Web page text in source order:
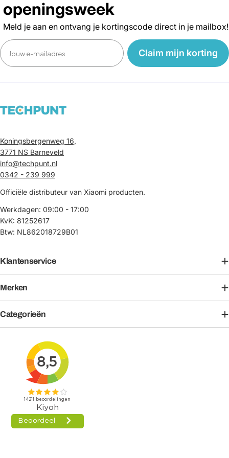
openingsweek
Meld je aan en ontvang je kortingscode direct in je mailbox!
Email
‎ ‎ ‎ Claim mijn korting‎ ‎ ‎ ‎
Koningsbergenweg 16,
3771 NS Barneveld
info@techpunt.nl
0342 - 239 999
Officiële distributeur van Xiaomi producten.
Werkdagen: 09:00 - 17:00
KvK: 81252617
Btw: NL862018729B01
Klantenservice
Merken
Categorieën